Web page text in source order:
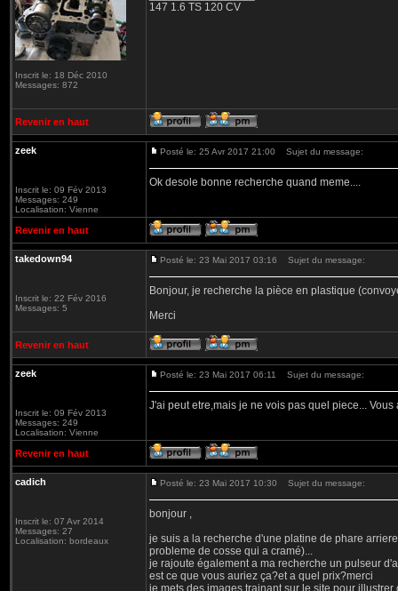
Inscrit le: 18 Déc 2010
Messages: 872
147 1.6 TS 120 CV
Revenir en haut
zeek
Inscrit le: 09 Fév 2013
Messages: 249
Localisation: Vienne
Posté le: 25 Avr 2017 21:00 Sujet du message:
Ok desole bonne recherche quand meme....
Revenir en haut
takedown94
Inscrit le: 22 Fév 2016
Messages: 5
Posté le: 23 Mai 2017 03:16 Sujet du message:
Bonjour, je recherche la pièce en plastique
Merci
Revenir en haut
zeek
Inscrit le: 09 Fév 2013
Messages: 249
Localisation: Vienne
Posté le: 23 Mai 2017 06:11 Sujet du message:
J'ai peut etre,mais je ne vois pas quel piece... Vous
Revenir en haut
cadich
Inscrit le: 07 Avr 2014
Messages: 27
Localisation: bordeaux
Posté le: 23 Mai 2017 10:30 Sujet du message:
bonjour ,
je suis a la recherche d'une platine de phare
probleme de cosse qui a cramé)...
je rajoute également a ma recherche un pulseur
est ce que vous auriez ça?et a quel prix?merci
je mets des images trainant sur le site pour illustrer